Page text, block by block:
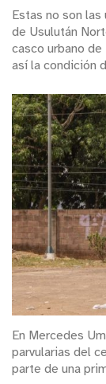
Estas no son
de Usulután
casco urbano
así la condición
En Mercedes
parvularias del
parte de una